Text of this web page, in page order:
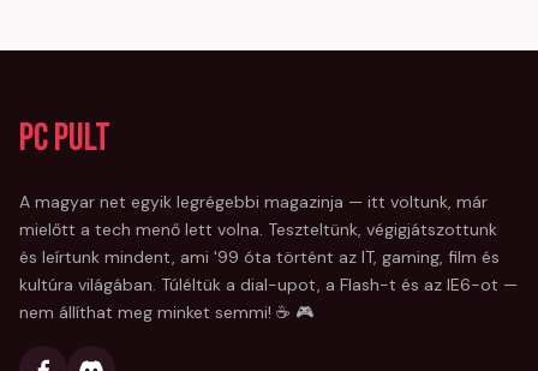
PC Pult
A magyar net egyik legrégebbi magazinja — itt voltunk, már
mielőtt a tech menő lett volna. Teszteltünk, végigjátszottunk
és leírtunk mindent, ami '99 óta történt az IT, gaming, film és
kultúra világában. Túléltük a dial-upot, a Flash-t és az IE6-ot —
nem állíthat meg minket semmi! ☕ 🎮